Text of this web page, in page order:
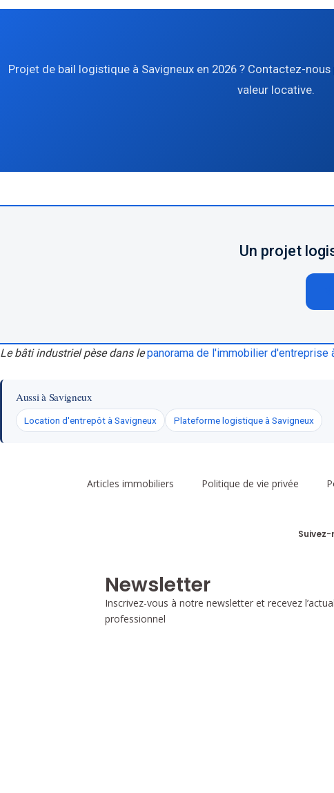
Projet de bail logistique à Savigneux en 2026 ? Contactez-
valeur locative.
Un projet
Le bâti industriel pèse dans lepanorama de l'immobilier d'entreprise
Aussi à Savigneux
Location d'entrepôt à Savigneux Plateforme logistique à Savigneux
Articles immobiliers Politique de vie privée
Suivez-
Newsletter
Inscrivez-vous à notre newsletter et recevez
professionnel